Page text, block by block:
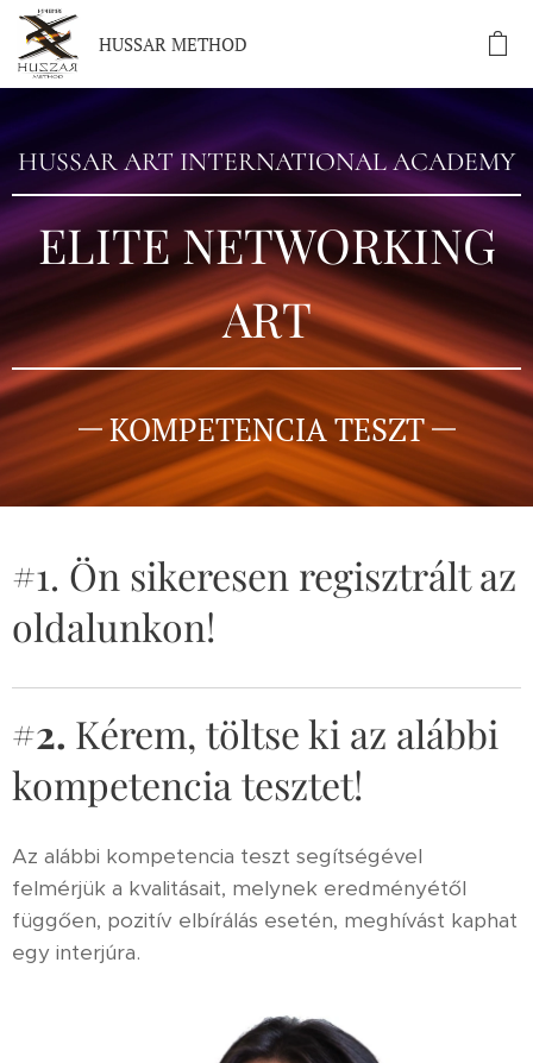
HUSSAR METHOD
HUSSAR ART INTERNATIONAL ACADEMY
ELITE NETWORKING
ART
KOMPETENCIA TESZT
#1. Ön sikeresen regisztrált az
oldalunkon!
#2. Kérem, töltse ki az alábbi
kompetencia tesztet!
Az alábbi kompetencia teszt segítségével
felmérjük a kvalitásait, melynek eredményétől
függően, pozitív elbírálás esetén, meghívást kaphat
egy interjúra.